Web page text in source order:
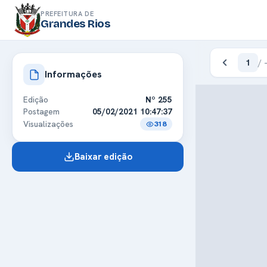
PREFEITURA DE
Grandes Rios
Informações
Edição
Nº 255
Postagem
05/02/2021 10:47:37
Visualizações
318
Baixar edição
1 / –